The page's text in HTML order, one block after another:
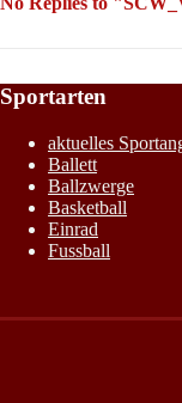
Sportarten
aktuelles
Ballett
Ballzwerge
Basketball
Einrad
Fussball